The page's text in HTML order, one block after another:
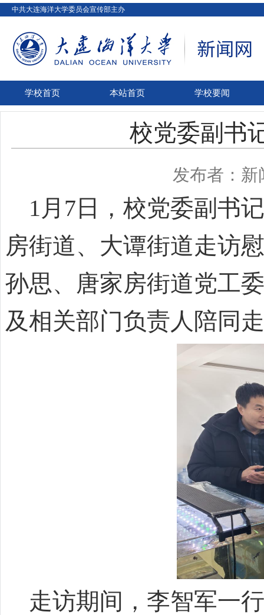
中共大连海洋大学委员会宣传部主办
学校首页 本站首页 学校要闻
校党委副书
发布者：新
1月 7 日，校党委副书
房街道、大谭街道走访
孙思、唐家房街道党工
及相关部门负责人陪同
走访期间，李智军一